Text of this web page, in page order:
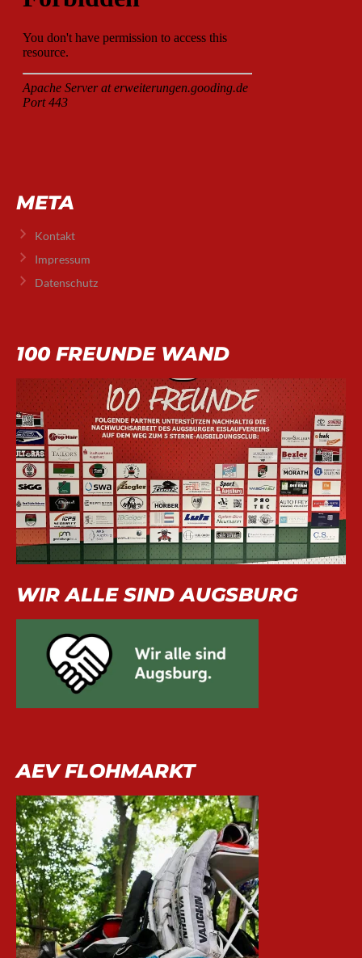
META
Kontakt
Impressum
Datenschutz
100 FREUNDE WAND
WIR ALLE SIND AUGSBURG
AEV FLOHMARKT